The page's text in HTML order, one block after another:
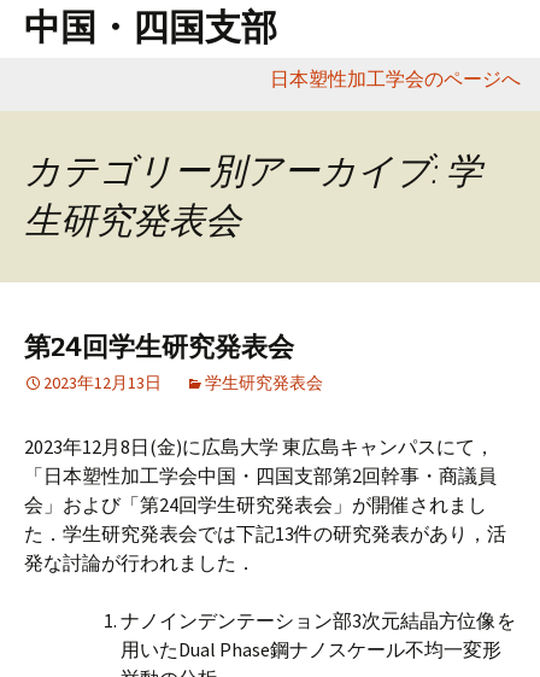
中国・四国支部
日本塑性加工学会のページへ
コ
移
カテゴリー別アーカイブ: 学
生研究発表会
第24回学生研究発表会
2023年12月13日 学生研究発表会
2023年12月8日(金)に広島大学 東広島キャンパスにて，
「日本塑性加工学会中国・四国支部第2回幹事・商議員
会」および「第24回学生研究発表会」が開催されまし
た．学生研究発表会では下記13件の研究発表があり，活
発な討論が行われました．
ナノインデンテーション部3次元結晶方位像を
用いたDual Phase鋼ナノスケール不均一変形